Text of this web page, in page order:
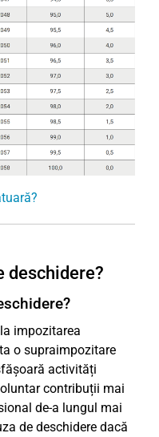
deschidere?
impozitarea
o supraimpozitare
activități
contribuții mai
de-a lungul mai
de deschidere dacă